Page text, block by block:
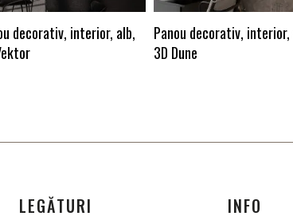
decorativ, interior, alb,
Panou decorativ, interior,
3D Dune
LEGĂTURI INFO